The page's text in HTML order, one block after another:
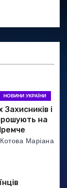
НОВИНИ УКРАЇНИ
Захисників і
на
Котова Маріана